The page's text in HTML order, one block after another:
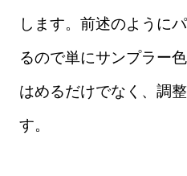
します。前述のように
るので単にサンプラー
はめるだけでなく、調
す。